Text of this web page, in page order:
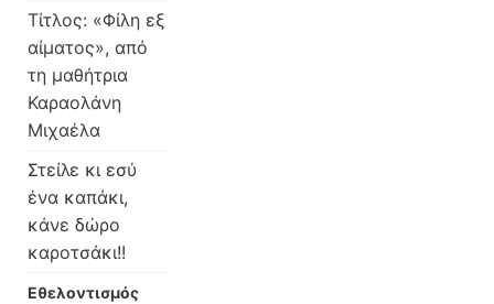
Τίτλος: «Φίλη εξ
αίματος», από
τη μαθήτρια
Καραολάνη
Μιχαέλα
Στείλε κι εσύ
ένα καπάκι,
κάνε δώρο
καροτσάκι!!
Εθελοντισμός